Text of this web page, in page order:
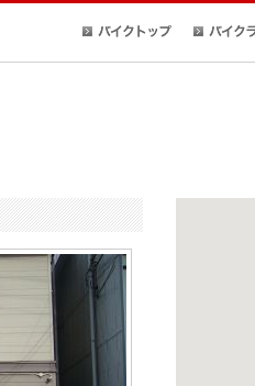
バイクトッ